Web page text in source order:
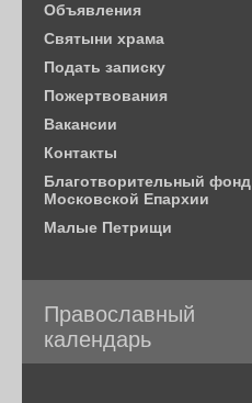
Объявления
Святыни храма
Подать записку
Пожертвования
Вакансии
Контакты
Благотворительный фонд
Московской Епархии
Малые Петрищи
Православный
календарь